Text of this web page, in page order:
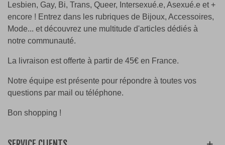
Lesbien, Gay, Bi, Trans, Queer, Intersexué.e, Asexué.e et +
encore ! Entrez dans les rubriques de Bijoux, Accessoires,
Mode... et découvrez une multitude d'articles dédiés à
notre communauté.
La livraison est offerte à partir de 45€ en France.
Notre équipe est présente pour répondre à toutes vos
questions par mail ou téléphone.
Bon shopping !